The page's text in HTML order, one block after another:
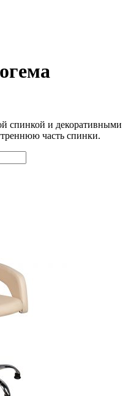
спинкой и декоративными
часть спинки.